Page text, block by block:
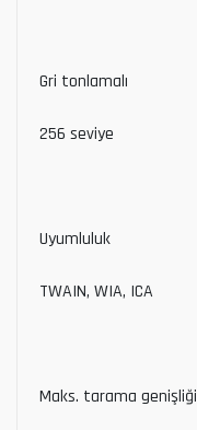
Gri tonlamalı
256 seviye
Uyumluluk
TWAIN, WIA, ICA
Maks. tarama genişliği